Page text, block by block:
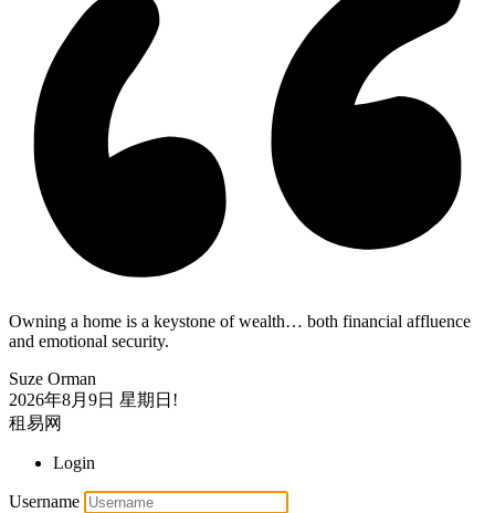
Owning a home is a keystone of wealth… both financial affluence
and emotional security.
Suze Orman
2026年8月9日 星期日!
租易网
Login
Username